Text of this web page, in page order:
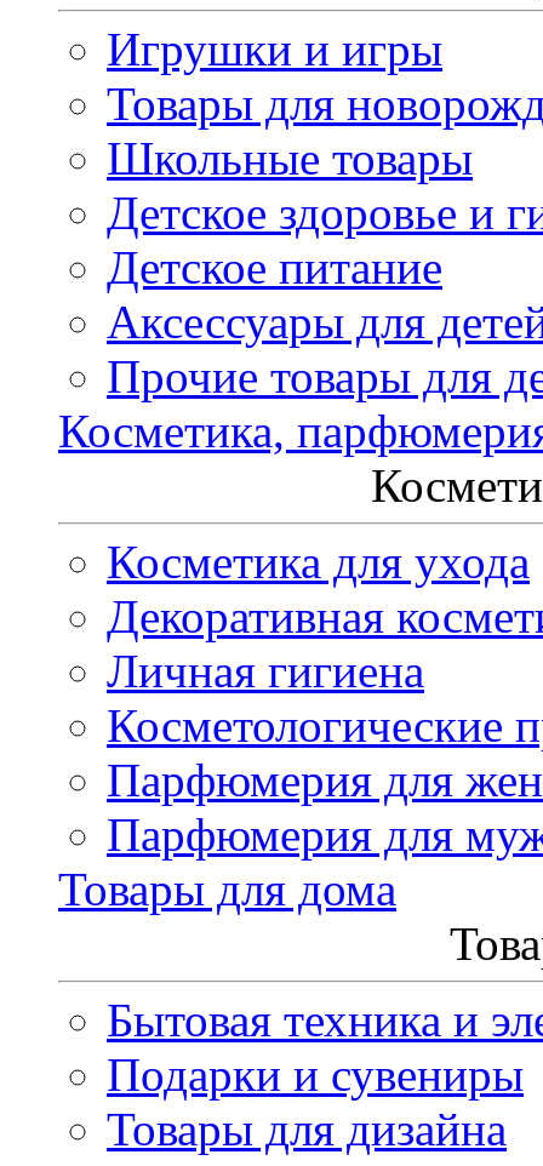
Игрушки и игры
Товары для
Школьные товары
Детское здоровье и
Детское питание
Аксессуары для
Прочие товары для
Косметика,
Косметика для ухода
Декоративная
Личная гигиена
Косметологические
Парфюмерия для
Парфюмерия для
Товары для дома
Бытовая техника и
Подарки и сувениры
Товары для дизайна